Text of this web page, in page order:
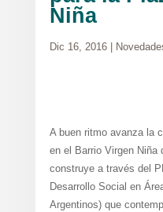
Niña
Dic 16, 2016|
A buen ritmo avanza la
en el Barrio Virgen
construye a través del
Desarrollo Social en
Argentinos) que